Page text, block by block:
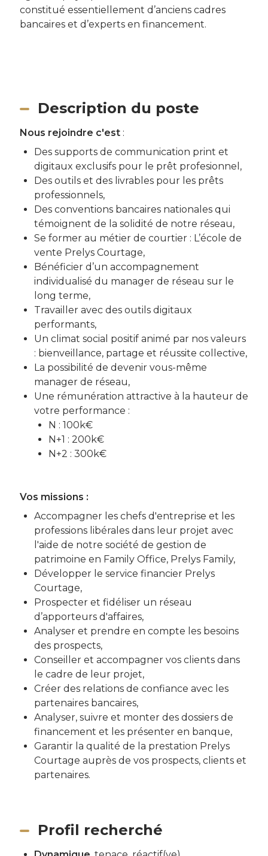
constitué essentiellement d’anciens cadres
bancaires et d’experts en financement.
Description du poste
Nous rejoindre c'est:
Des supports de communication print et
digitaux exclusifs pour le prêt profesionnel,
Des outils et des livrables pour les prêts
professionnels,
Des conventions bancaires nationales qui
témoignent de la solidité de notre réseau,
Se former au métier de courtier : L’école de
vente Prelys Courtage,
Bénéficier d’un accompagnement
individualisé du manager de réseau sur le
long terme,
Travailler avec des outils digitaux
performants,
Un climat social positif animé par nos valeurs
: bienveillance, partage et réussite collective,
La possibilité de devenir vous-même
manager de réseau,
Une rémunération attractive à la hauteur de
votre performance :
N : 100k€
N+1 : 200k€
N+2 : 300k€
Vos missions :
Accompagner les chefs d'entreprise et les
professions libérales dans leur projet avec
l'aide de notre société de gestion de
patrimoine en Family Office, Prelys Family,
Développer le service financier Prelys
Courtage,
Prospecter et fidéliser un réseau
d’apporteurs d'affaires,
Analyser et prendre en compte les besoins
des prospects,
Conseiller et accompagner vos clients dans
le cadre de leur projet,
Créer des relations de confiance avec les
partenaires bancaires,
Analyser, suivre et monter des dossiers de
financement et les présenter en banque,
Garantir la qualité de la prestation Prelys
Courtage auprès de vos prospects, clients et
partenaires.
Profil recherché